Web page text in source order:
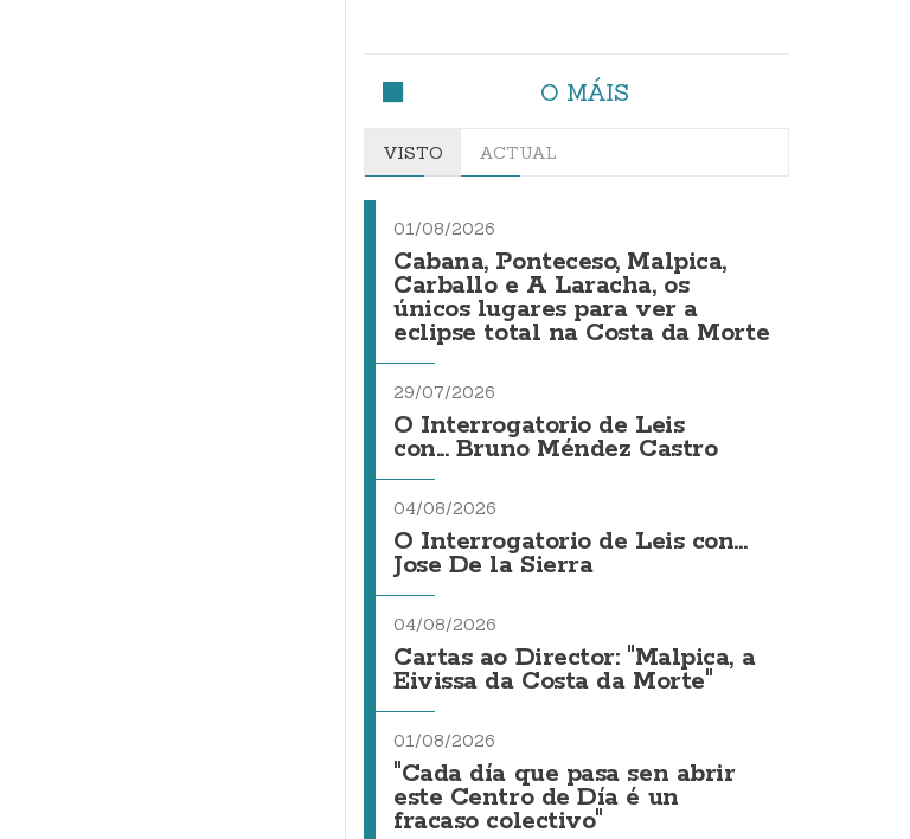
O MÁIS
VISTO ACTUAL
01/08/2026
Cabana, Ponteceso, Malpica,
Carballo e A Laracha, os
únicos lugares para ver a
eclipse total na Costa da Morte
29/07/2026
O Interrogatorio de Leis
con... Bruno Méndez Castro
04/08/2026
O Interrogatorio de Leis con...
Jose De la Sierra
04/08/2026
Cartas ao Director: "Malpica, a
Eivissa da Costa da Morte"
01/08/2026
"Cada día que pasa sen abrir
este Centro de Día é un
fracaso colectivo"